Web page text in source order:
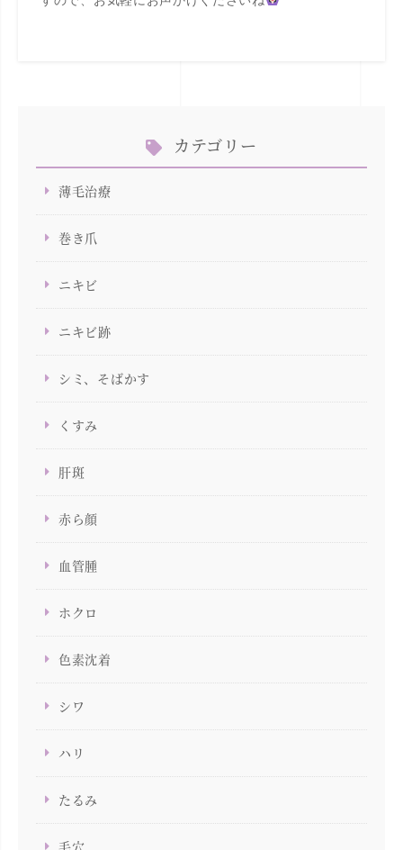
カテゴリー
薄毛治療
巻き爪
ニキビ
ニキビ跡
シミ、そばかす
くすみ
肝斑
赤ら顔
血管腫
ホクロ
色素沈着
シワ
ハリ
たるみ
毛穴